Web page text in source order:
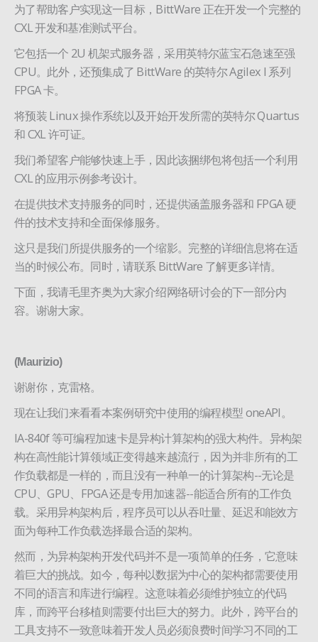
为了帮助客户实现这一目标，BittWare 正在开发一个完整的
CXL 开发和基准测试平台。
它包括一个 2U 机架式服务器，采用英特尔蓝宝石急速至强
CPU。此外，还预集成了 BittWare 的英特尔 Agilex I 系列
FPGA 卡。
将预装 Linux 操作系统以及开始开发所需的英特尔 Quartus
和 CXL 许可证。
我们希望客户能够快速上手，因此该捆绑包将包括一个利用
CXL 的应用示例参考设计。
在提供技术支持服务的同时，还提供涵盖服务器和 FPGA 硬
件的技术支持和全面保修服务。
这只是我们所提供服务的一个缩影。完整的详细信息将在适
当的时候公布。同时，请联系 BittWare 了解更多详情。
下面，我请毛里齐奥为大家介绍网络研讨会的下一部分内
容。谢谢大家。
(Maurizio)
谢谢你，克雷格。
现在让我们来看看本案例研究中使用的编程模型 oneAPI。
IA-840f 等可编程加速卡是异构计算架构的强大构件。异构架
构在高性能计算领域正变得越来越流行，因为并非所有的工
作负载都是一样的，而且没有一种单一的计算架构--无论是
CPU、GPU、FPGA 还是专用加速器--能适合所有的工作负
载。采用异构架构后，程序员可以从吞吐量、延迟和能效方
面为每种工作负载选择最合适的架构。
然而，为异构架构开发代码并不是一项简单的任务，它意味
着巨大的挑战。如今，每种以数据为中心的架构都需要使用
不同的语言和库进行编程。这意味着必须维护独立的代码
库，而跨平台移植则需要付出巨大的努力。此外，跨平台的
工具支持不一致意味着开发人员必须浪费时间学习不同的工